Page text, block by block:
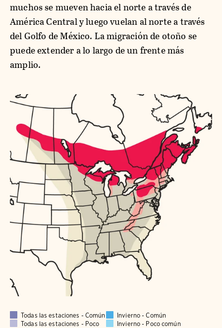
muchos se mueven hacia el norte a través de
América Central y luego vuelan al norte a través
del Golfo de México. La migración de otoño se
puede extender a lo largo de un frente más
amplio.
Todas las estaciones - Común
Invierno - Común
Todas las estaciones - Poco
Invierno - Poco común